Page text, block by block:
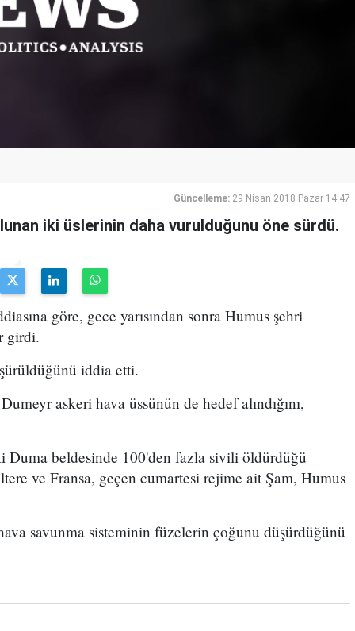
Güncelleme: 29 Nisan 2018 Pazar 14:47
iki üslerinin daha vurulduğunu öne sürdü.
göre, gece yarısından sonra Humus şehri
girdi.
iddia etti.
askeri hava üssünün de hedef alındığını,
Duma beldesinde 100'den fazla sivili öldürdüğü
ve Fransa, geçen cumartesi rejime ait Şam, Humus
savunma sisteminin füzelerin çoğunu düşürdüğünü